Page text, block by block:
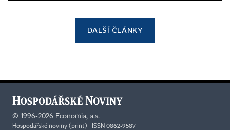
DALŠÍ ČLÁNKY
© 1996-2026 Economia, a.s.
Hospodářské noviny (print) ISSN 0862-9587